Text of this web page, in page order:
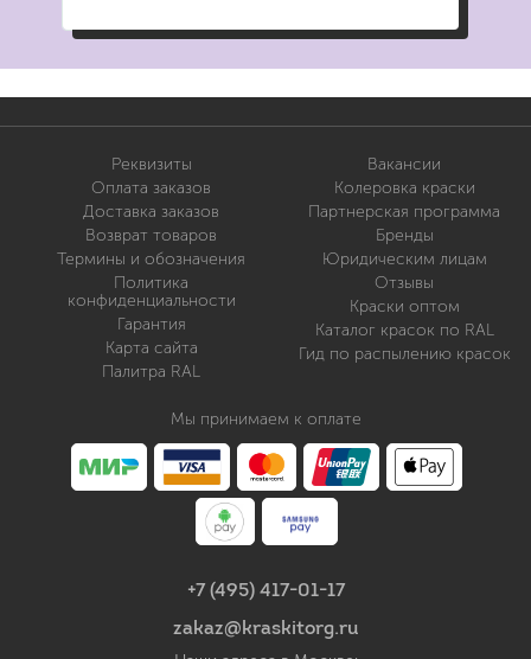
Реквизиты
Оплата заказов
Доставка заказов
Возврат товаров
Термины и обозначения
Политика
конфиденциальности
Гарантия
Карта сайта
Палитра RAL
Вакансии
Колеровка краски
Партнерская программа
Бренды
Юридическим лицам
Отзывы
Краски оптом
Каталог красок по RAL
Гид по распылению красок
Мы принимаем к оплате
+7 (495) 417-01-17
zakaz@kraskitorg.ru